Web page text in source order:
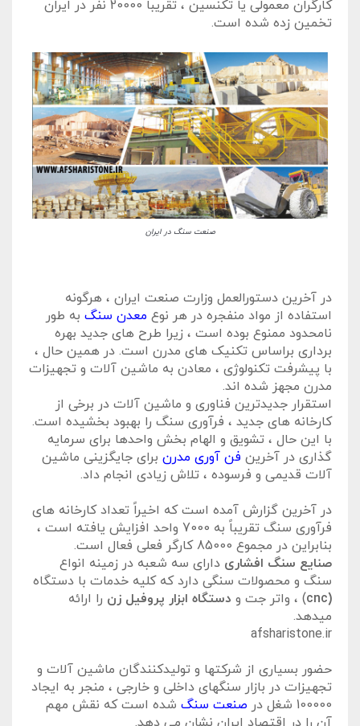
کارگران معمولی یا تکنسین ، تقریباً 20000 نفر در ایران
تخمین زده شده است.
صنعت سنگ در ایران
در آخرین دستورالعمل وزارت صنعت ایران ، هرگونه
استفاده از مواد منفجره در هر نوع معدن سنگ به طور
نامحدود ممنوع بوده است ، زیرا طرح های جدید بهره
برداری براساس تکنیک های مدرن است. در همین حال ،
با پیشرفت تکنولوژی ، معادن به ماشین آلات و تجهیزات
مدرن مجهز شده اند.
استقرار جدیدترین فناوری و ماشین آلات در برخی از
کارخانه های جدید ، فرآوری سنگ را بهبود بخشیده است.
با این حال ، تشویق و الهام بخش واحدها برای سرمایه
گذاری در آخرین فن آوری مدرن برای جایگزینی ماشین
آلات قدیمی و فرسوده ، تلاش زیادی انجام داد.
در آخرین گزارش آمده است که اخیراً تعداد کارخانه های
فرآوری سنگ تقریباً به 7000 واحد افزایش یافته است ،
بنابراین در مجموع 85000 کارگر فعلی فعال است.
صنایع سنگ افشاری دارای سه شعبه در زمینه انواع
سنگ و محصولات سنگی دارد که کلیه خدمات با دستگاه
(cnc
) ، واتر جت و دستگاه ابزار پروفیل زن را ارائه
میدهد.
afsharistone.ir
حضور بسیاری از شرکتها و تولیدکنندگان ماشین آلات و
تجهیزات در بازار سنگهای داخلی و خارجی ، منجر به ایجاد
100000 شغل در
صنعت سنگ شده است که نقش مهم